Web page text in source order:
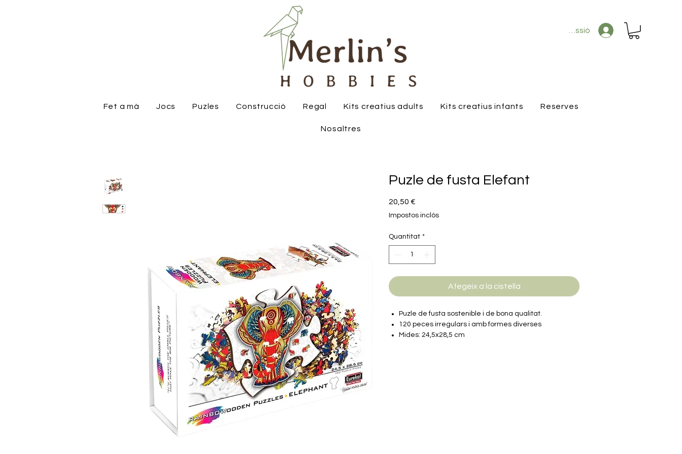
Inicia la sessió
Fet a mà Jocs Puzles Construcció Regal Kits creatius adults Kits creatius infants Reserves
Nosaltres
Puzle de fusta Elefant
20,50 €
Impostos inclòs
Quantitat *
Afegeix a la cistella
Puzle de fusta sostenible i de bona qualitat.
120 peces irregulars i amb formes diverses
Mides: 24,5x28,5 cm